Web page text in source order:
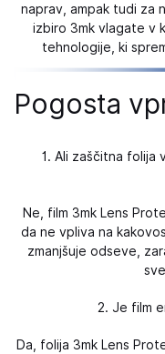
naprav, ampak tudi za
izbiro 3mk vlagate v
tehnologije, ki
Pogosta
1. Ali zaščitna folija
Ne, film 3mk Lens
da ne vpliva na
zmanjšuje odseve,
2. Je film
Da, folija 3mk Lens